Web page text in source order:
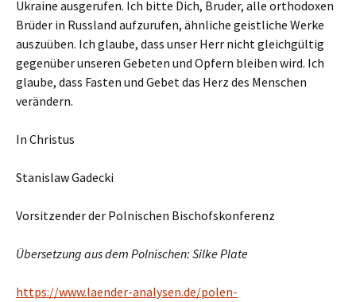
Ukraine ausgerufen. Ich bitte Dich, Bruder, alle orthodoxen
Brüder in Russland aufzurufen, ähnliche geistliche Werke
auszuüben. Ich glaube, dass unser Herr nicht gleichgültig
gegenüber unseren Gebeten und Opfern bleiben wird. Ich
glaube, dass Fasten und Gebet das Herz des Menschen
verändern.
In Christus
Stanislaw Gadecki
Vorsitzender der Polnischen Bischofskonferenz
Übersetzung aus dem Polnischen: Silke Plate
https://www.laender-analysen.de/polen-